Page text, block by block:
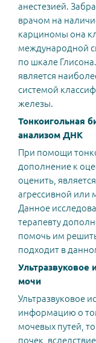
анестезией.
врачом на
карциномы она
международной
по шкале
является
системой
железы.
Тонкоигольная
анализом ДНК
При помощи
дополнение к
оценить,
агрессивной или
Данное
терапевту
помочь им
подходит в
Ультразвуковое
мочи
Ультразвуковое
информацию о
мочевых путей,
почек,